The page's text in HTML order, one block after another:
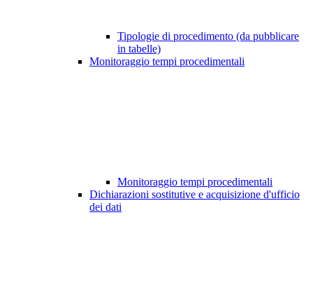
Tipologie di procedimento (da pubblicare
in tabelle)
Monitoraggio tempi procedimentali
Monitoraggio tempi procedimentali
Dichiarazioni sostitutive e acquisizione d'ufficio
dei dati